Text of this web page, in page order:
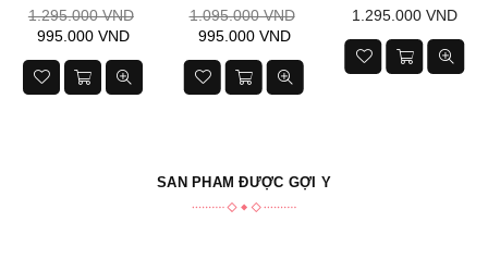
Giá
niêm
1.295.000 VND
995.000 VND
Giá
niêm
1.095.000 VND
995.000 VND
Giá
yết
1.295.000 VND
SẢN PHẨM ĐƯỢC GỢI Ý